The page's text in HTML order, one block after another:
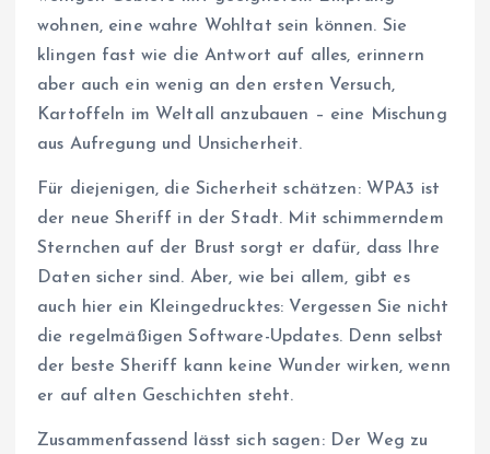
wohnen, eine wahre Wohltat sein können. Sie
klingen fast wie die Antwort auf alles, erinnern
aber auch ein wenig an den ersten Versuch,
Kartoffeln im Weltall anzubauen – eine Mischung
aus Aufregung und Unsicherheit.
Für diejenigen, die Sicherheit schätzen: WPA3 ist
der neue Sheriff in der Stadt. Mit schimmerndem
Sternchen auf der Brust sorgt er dafür, dass Ihre
Daten sicher sind. Aber, wie bei allem, gibt es
auch hier ein Kleingedrucktes: Vergessen Sie nicht
die regelmäßigen Software-Updates. Denn selbst
der beste Sheriff kann keine Wunder wirken, wenn
er auf alten Geschichten steht.
Zusammenfassend lässt sich sagen: Der Weg zu